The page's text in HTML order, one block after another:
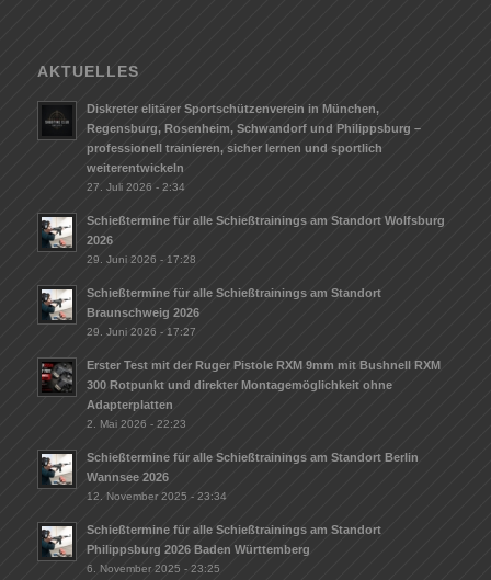
AKTUELLES
Diskreter elitärer Sportschützenverein in München,
Regensburg, Rosenheim, Schwandorf und Philippsburg –
professionell trainieren, sicher lernen und sportlich
weiterentwickeln
27. Juli 2026 - 2:34
Schießtermine für alle Schießtrainings am Standort Wolfsburg
2026
29. Juni 2026 - 17:28
Schießtermine für alle Schießtrainings am Standort
Braunschweig 2026
29. Juni 2026 - 17:27
Erster Test mit der Ruger Pistole RXM 9mm mit Bushnell RXM
300 Rotpunkt und direkter Montagemöglichkeit ohne
Adapterplatten
2. Mai 2026 - 22:23
Schießtermine für alle Schießtrainings am Standort Berlin
Wannsee 2026
12. November 2025 - 23:34
Schießtermine für alle Schießtrainings am Standort
Philippsburg 2026 Baden Württemberg
6. November 2025 - 23:25